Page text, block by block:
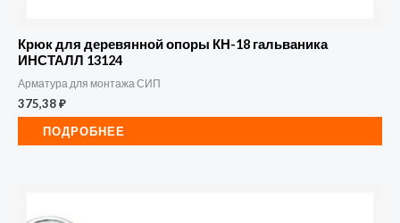
Крюк для деревянной опоры КН-18 гальваника
ИНСТАЛЛ 13124
Арматура для монтажа СИП
375,38₽
ПОДРОБНЕЕ